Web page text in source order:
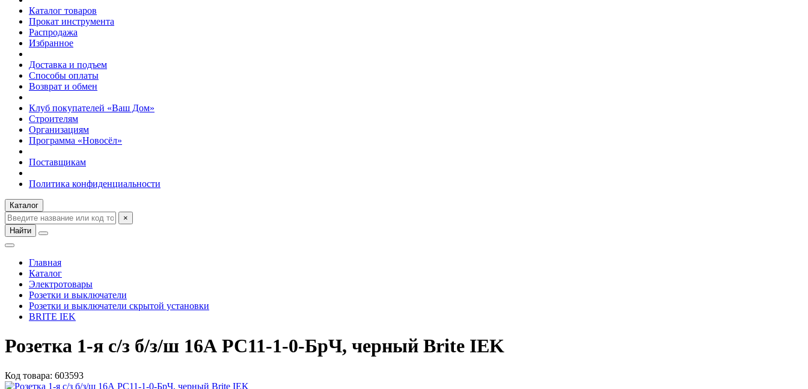
Каталог товаров
Прокат инструмента
Распродажа
Избранное
Доставка и подъем
Способы оплаты
Возврат и обмен
Клуб покупателей «Ваш Дом»
Строителям
Организациям
Программа «Новосёл»
Поставщикам
Политика конфиденциальности
Каталог
×
Найти
Главная
Каталог
Электротовары
Розетки и выключатели
Розетки и выключатели скрытой установки
BRITE IEK
Розетка 1-я с/з б/з/ш 16А РС11-1-0-БрЧ, черный Brite IEK
Код товара: 603593